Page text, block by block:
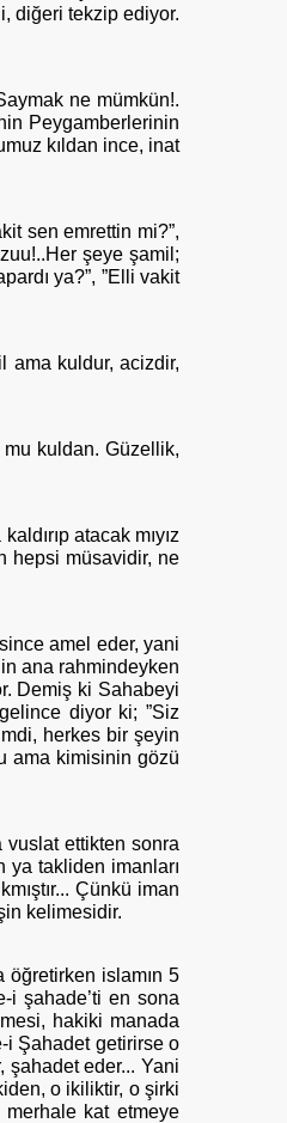
diğeri tekzip ediyor.
ne mümkün!.
Peygamberlerinin
kıldan ince, inat
sen emrettin mi?”,
şeye şamil;
ya?”, ”Elli vakit
ama kuldur, acizdir,
kuldan. Güzellik,
atacak mıyız
hepsi müsavidir, ne
amel eder, yani
ana rahmindeyken
Demiş ki Sahabeyi
diyor ki; ”Siz
herkes bir şeyin
ama kimisinin gözü
vuslat ettikten sonra
ya takliden imanları
Çünkü iman
kelimesidir.
öğretirken islamın 5
i şahade’ti en sona
hakiki manada
i Şahadet getirirse o
şahadet eder... Yani
o ikiliktir, o şirki
merhale kat etmeye